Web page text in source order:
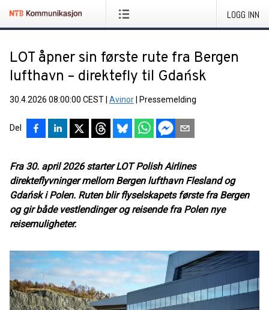
LOGG INN
LOT åpner sin første rute fra Bergen
lufthavn – direktefly til Gdańsk
30.4.2026 08:00:00 CEST Avinor Pressemelding
Del
Fra 30. april 2026 starter LOT Polish Airlines
direkteflyvninger mellom Bergen lufthavn Flesland og
Gdańsk i Polen. Ruten blir flyselskapets første fra Bergen
og gir både vestlendinger og reisende fra Polen nye
reisemuligheter.